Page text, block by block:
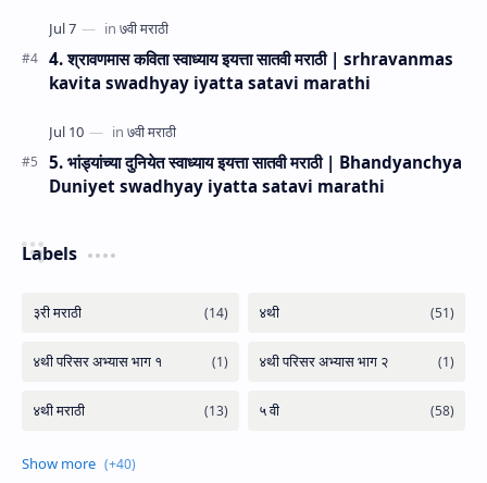
4. श्रावणमास कविता स्वाध्याय इयत्ता सातवी मराठी | srhravanmas
kavita swadhyay iyatta satavi marathi
5. भांड्यांच्या दुनियेत स्वाध्याय इयत्ता सातवी मराठी | Bhandyanchya
Duniyet swadhyay iyatta satavi marathi
Labels